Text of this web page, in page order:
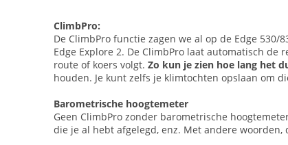
ClimbPro:
De ClimbPro functie zagen we al op de Edge
Edge Explore 2. De ClimbPro laat automatisch
route of koers volgt. Zo kun je zien hoe lang het
houden. Je kunt zelfs je klimtochten opslaan om
Barometrische hoogtemeter
Geen ClimbPro zonder barometrische
die je al hebt afgelegd, enz. Met andere woorden,